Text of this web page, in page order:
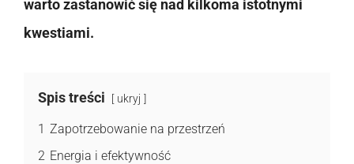
warto zastanowić się nad kilkoma istotnymi
kwestiami.
Spis treści ukryj
1 Zapotrzebowanie na przestrzeń
2 Energia i efektywność